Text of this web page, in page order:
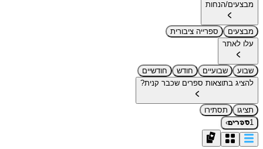
מבצעים/הנחות
מבצעים
ספרייה ציבורית
עלו לאתר
שבוע שבועיים חודש
חודשיים
להציג בתוצאות ספרים שכבר קנית?
תציגו
תסתירו
1ספרים›